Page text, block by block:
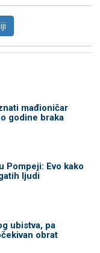
mađioničar
godine braka
Pompeji: Evo kako
ljudi
ubistva, pa
obrat